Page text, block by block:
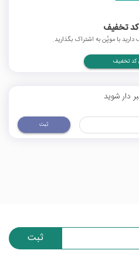
کد تخفیف
با موپُن به اشتراک بگذارید.
کد تخفیف
دار شوید
ثبت
ثبت